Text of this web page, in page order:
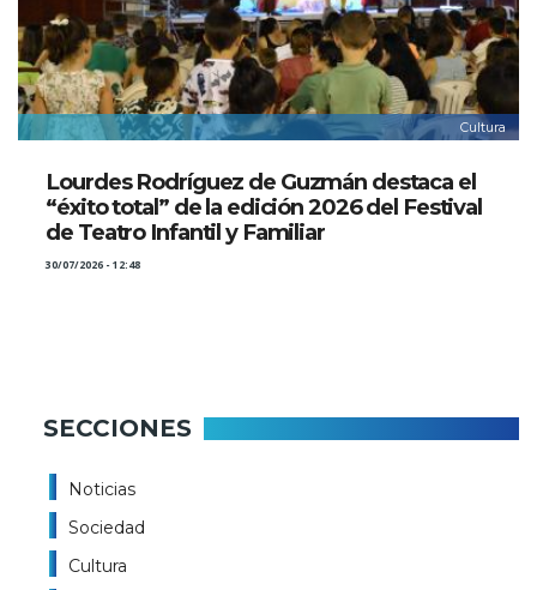
Cultura
Lourdes Rodríguez de Guzmán destaca el
“éxito total” de la edición 2026 del Festival
de Teatro Infantil y Familiar
30/07/2026 - 12:48
SECCIONES
Noticias
Sociedad
Cultura